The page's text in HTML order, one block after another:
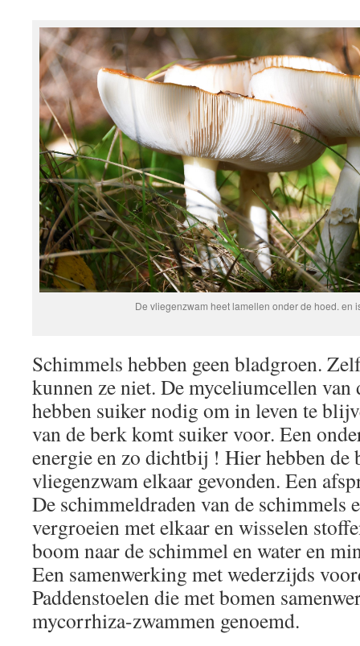
De vliegenzwam heet lamellen onder de hoed. en
Schimmels hebben geen bladgroen.
kunnen ze niet. De myceliumcellen van
hebben suiker nodig om in leven te
van de berk komt suiker voor. Een
energie en zo dichtbij ! Hier hebben de
vliegenzwam elkaar gevonden. Een
De schimmeldraden van de schimmels
vergroeien met elkaar en wisselen
boom naar de schimmel en water en
Een samenwerking met wederzijds
Paddenstoelen die met bomen
mycorrhiza-zwammen genoemd.